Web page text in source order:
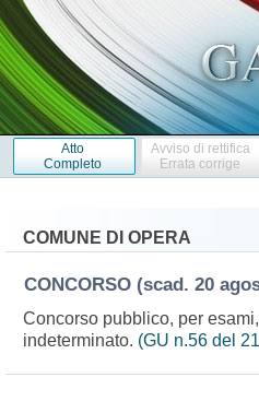
Atto
Completo
Avviso di rettifica
Errata corrige
COMUNE DI OPERA
CONCORSO (scad. 20
Concorso pubblico, per
indeterminato. (GU n.56 del